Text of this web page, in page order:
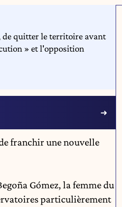
de quitter le territoire avant
» et l'opposition
franchir une nouvelle
Gómez, la femme du
particulièrement